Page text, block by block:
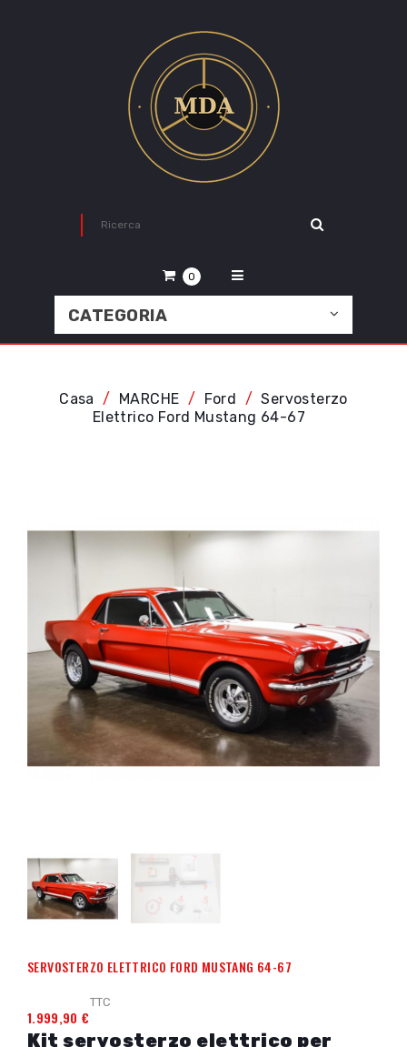
0
CATEGORIA
Casa MARCHE Ford
Servosterzo
Elettrico Ford Mustang 64-67
SERVOSTERZO ELETTRICO FORD MUSTANG 64-67
1.999,90 €
TTC
Kit servosterzo elettrico per